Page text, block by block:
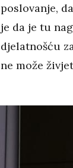
poslovanje,
je da je tu
djelatnošću
ne može